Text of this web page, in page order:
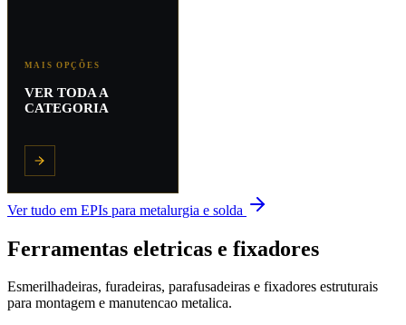
MAIS OPÇÕES
VER TODA A
CATEGORIA
Ver tudo em EPIs para metalurgia e solda
Ferramentas eletricas e fixadores
Esmerilhadeiras, furadeiras, parafusadeiras e fixadores estruturais
para montagem e manutencao metalica.